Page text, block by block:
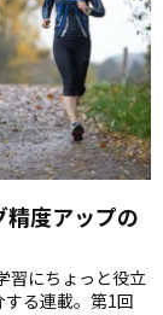
度アップの
習にちょっと役立
る連載。第1回